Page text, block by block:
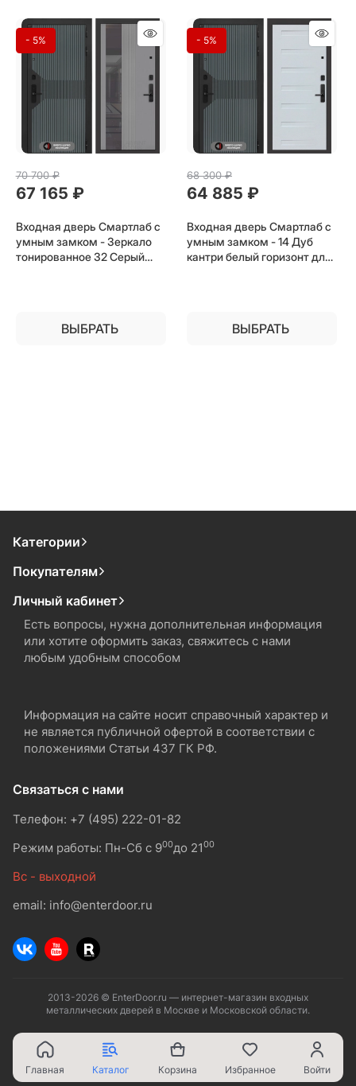
- 5%
70 700 ₽
67 165 ₽
Входная дверь Смартлаб с
умным замком - Зеркало
тонированное 32 Серый
ВЫБРАТЬ
- 5%
68 300 ₽
64 885 ₽
Входная дверь Смартлаб с
умным замком - 14 Дуб
кантри белый горизонт для
ВЫБРАТЬ
Категории
Покупателям
Личный кабинет
Есть вопросы, нужна дополнительная информация
или хотите оформить заказ, свяжитесь с нами
любым удобным способом
Информация на сайте носит справочный характер и
не является публичной офертой в соответствии с
положениями Статьи 437 ГК РФ.
Связаться с нами
Телефон: +7 (495) 222-01-82
Режим работы: Пн-Сб с 900до 2100
Вс - выходной
email: info@enterdoor.ru
2013-2026 © EnterDoor.ru — интернет-магазин входных
металлических дверей в Москве и Московской области.
Главная Каталог Корзина Избранное Войти